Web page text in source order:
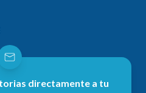
directamente a tu